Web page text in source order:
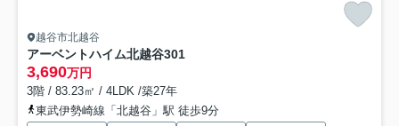
越谷市北越谷
アーベントハイム北越谷301
3,690万円
3階 / 83.23㎡ / 4LDK /築27年
東武伊勢崎線「北越谷」駅 徒歩9分